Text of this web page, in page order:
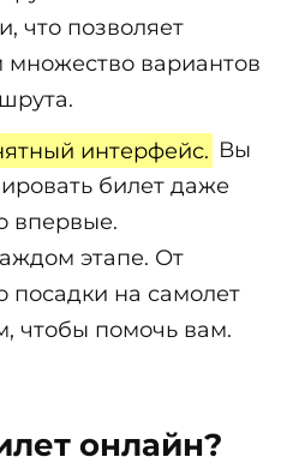
что позволяет
вариантов
интерфейс. Вы
билет даже
впервые.
этапе. От
посадки на самолет
чтобы помочь вам.
онлайн?